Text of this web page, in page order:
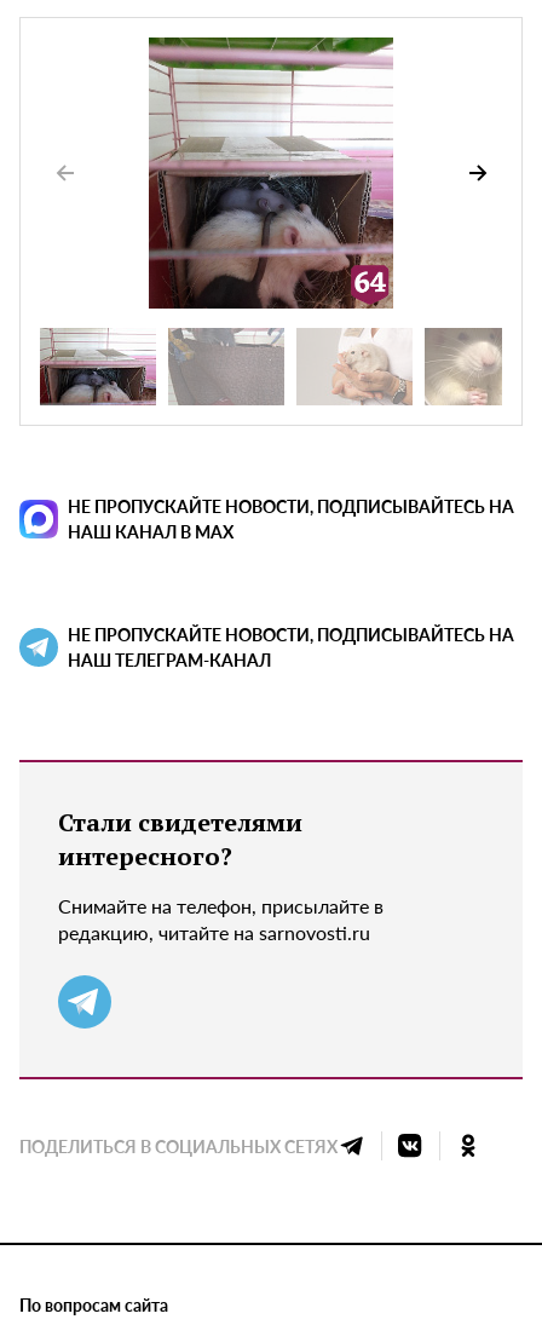
НЕ ПРОПУСКАЙТЕ НОВОСТИ, ПОДПИСЫВАЙТЕСЬ НА
НАШ КАНАЛ В MAX
НЕ ПРОПУСКАЙТЕ НОВОСТИ, ПОДПИСЫВАЙТЕСЬ НА
НАШ ТЕЛЕГРАМ-КАНАЛ
Стали свидетелями
интересного?
Снимайте на телефон, присылайте в
редакцию, читайте на sarnovosti.ru
ПОДЕЛИТЬСЯ В СОЦИАЛЬНЫХ СЕТЯХ
По вопросам сайта